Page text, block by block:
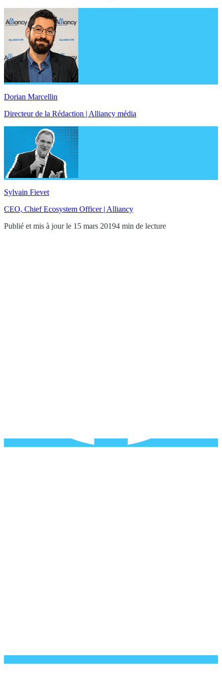
Dorian Marcellin
Directeur de la Rédaction | Alliancy média
Sylvain Fievet
CEO, Chief Ecosystem Officer | Alliancy
Publié et mis à jour le 15 mars 20194 min de lecture